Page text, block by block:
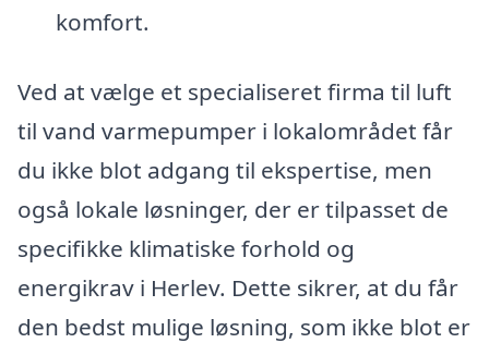
komfort.
Ved at vælge et specialiseret firma til luft
til vand varmepumper i lokalområdet får
du ikke blot adgang til ekspertise, men
også lokale løsninger, der er tilpasset de
specifikke klimatiske forhold og
energikrav i Herlev. Dette sikrer, at du får
den bedst mulige løsning, som ikke blot er